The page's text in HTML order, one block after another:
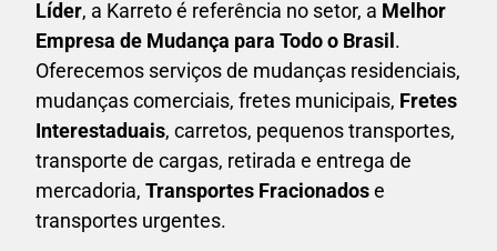
Líder, a Karreto é referência no setor, a Melhor
Empresa de Mudança para Todo o Brasil.
Oferecemos serviços de mudanças residenciais,
mudanças comerciais, fretes municipais, Fretes
Interestaduais, carretos, pequenos transportes,
transporte de cargas, retirada e entrega de
mercadoria, Transportes Fracionadose
transportes urgentes.